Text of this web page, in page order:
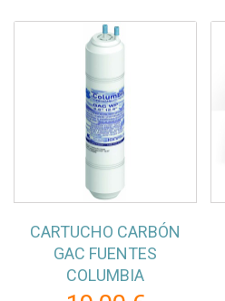
CARTUCHO CARBÓN
GAC FUENTES
COLUMBIA